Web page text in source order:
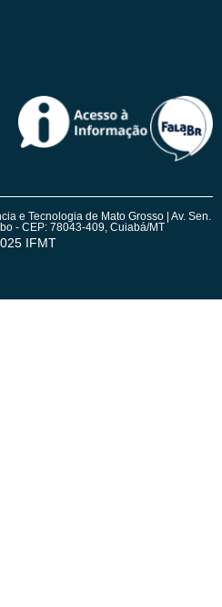
e Tecnologia de Mato Grosso | Av. Sen.
- CEP: 78043-409, Cuiabá/MT
IFMT